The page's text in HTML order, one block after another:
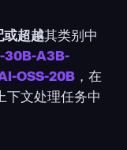
或超越其类别中
30B-A3B-
OSS-20B ，在
下文处理任务中